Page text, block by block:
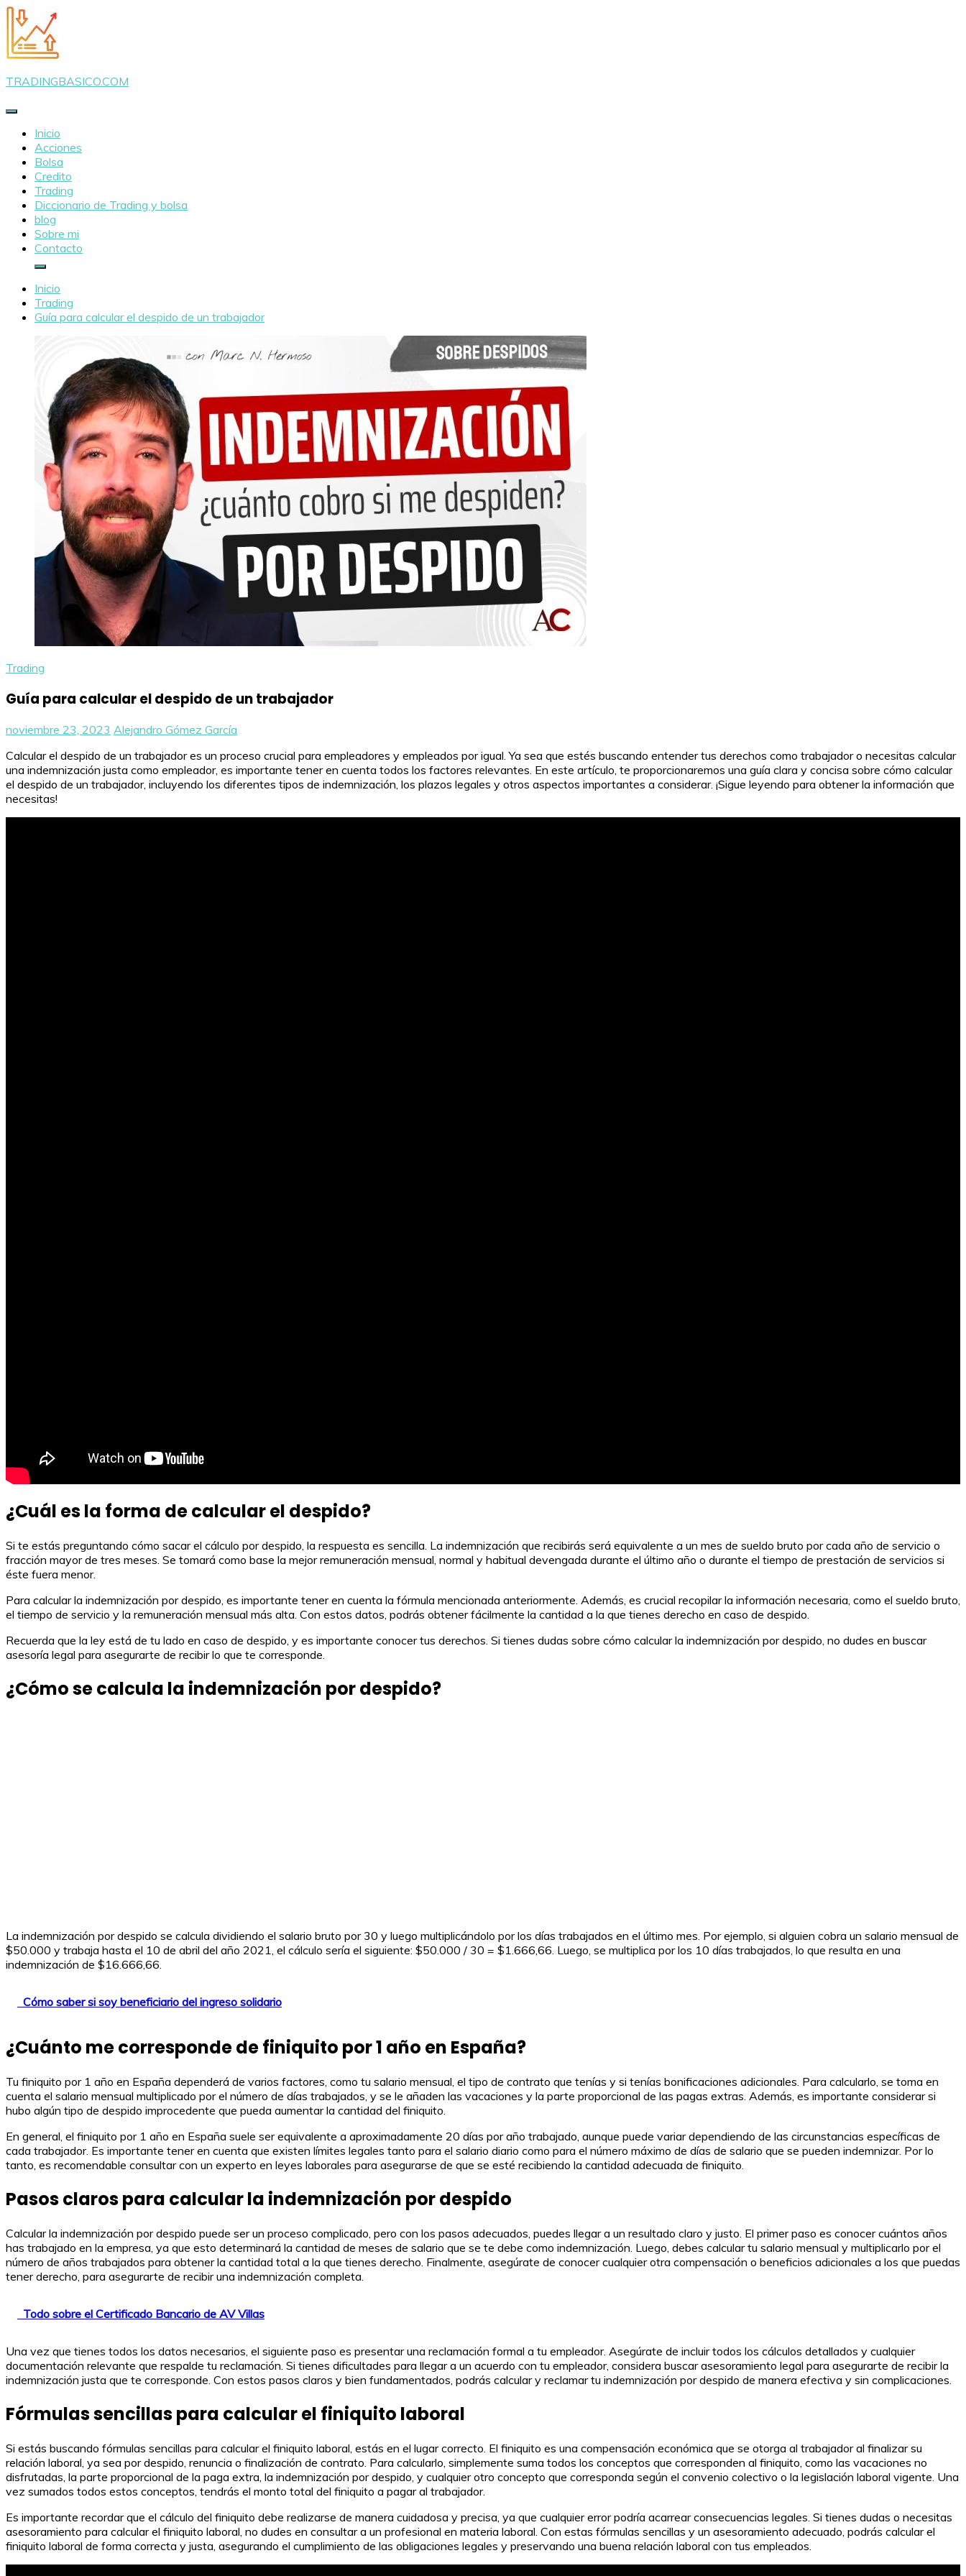
Saltar
al
contenido
TRADINGBASICO.COM
Inicio
Acciones
Bolsa
Credito
Trading
Diccionario de Trading y bolsa
blog
Sobre mi
Contacto
Inicio
Trading
Guía para calcular el despido de un trabajador
Trading
Guía para calcular el despido de un trabajador
noviembre 23, 2023 Alejandro Gómez García
Calcular el despido de un trabajador es un proceso crucial para empleadores y empleados por igual. Ya sea que estés buscando entender tus derechos como trabajador o necesitas calcular
una indemnización justa como empleador, es importante tener en cuenta todos los factores relevantes. En este artículo, te proporcionaremos una guía clara y concisa sobre cómo calcular
el despido de un trabajador, incluyendo los diferentes tipos de indemnización, los plazos legales y otros aspectos importantes a considerar. ¡Sigue leyendo para obtener la información que
necesitas!
¿Cuál es la forma de calcular el despido?
Si te estás preguntando cómo sacar el cálculo por despido, la respuesta es sencilla. La indemnización que recibirás será equivalente a un mes de sueldo bruto por cada año de servicio o
fracción mayor de tres meses. Se tomará como base la mejor remuneración mensual, normal y habitual devengada durante el último año o durante el tiempo de prestación de servicios si
éste fuera menor.
Para calcular la indemnización por despido, es importante tener en cuenta la fórmula mencionada anteriormente. Además, es crucial recopilar la información necesaria, como el sueldo bruto,
el tiempo de servicio y la remuneración mensual más alta. Con estos datos, podrás obtener fácilmente la cantidad a la que tienes derecho en caso de despido.
Recuerda que la ley está de tu lado en caso de despido, y es importante conocer tus derechos. Si tienes dudas sobre cómo calcular la indemnización por despido, no dudes en buscar
asesoría legal para asegurarte de recibir lo que te corresponde.
¿Cómo se calcula la indemnización por despido?
La indemnización por despido se calcula dividiendo el salario bruto por 30 y luego multiplicándolo por los días trabajados en el último mes. Por ejemplo, si alguien cobra un salario mensual de
$50.000 y trabaja hasta el 10 de abril del año 2021, el cálculo sería el siguiente: $50.000 / 30 = $1.666,66. Luego, se multiplica por los 10 días trabajados, lo que resulta en una
indemnización de $16.666,66.
Cómo saber si soy beneficiario del ingreso solidario
¿Cuánto me corresponde de finiquito por 1 año en España?
Tu finiquito por 1 año en España dependerá de varios factores, como tu salario mensual, el tipo de contrato que tenías y si tenías bonificaciones adicionales. Para calcularlo, se toma en
cuenta el salario mensual multiplicado por el número de días trabajados, y se le añaden las vacaciones y la parte proporcional de las pagas extras. Además, es importante considerar si
hubo algún tipo de despido improcedente que pueda aumentar la cantidad del finiquito.
En general, el finiquito por 1 año en España suele ser equivalente a aproximadamente 20 días por año trabajado, aunque puede variar dependiendo de las circunstancias específicas de
cada trabajador. Es importante tener en cuenta que existen límites legales tanto para el salario diario como para el número máximo de días de salario que se pueden indemnizar. Por lo
tanto, es recomendable consultar con un experto en leyes laborales para asegurarse de que se esté recibiendo la cantidad adecuada de finiquito.
Pasos claros para calcular la indemnización por despido
Calcular la indemnización por despido puede ser un proceso complicado, pero con los pasos adecuados, puedes llegar a un resultado claro y justo. El primer paso es conocer cuántos años
has trabajado en la empresa, ya que esto determinará la cantidad de meses de salario que se te debe como indemnización. Luego, debes calcular tu salario mensual y multiplicarlo por el
número de años trabajados para obtener la cantidad total a la que tienes derecho. Finalmente, asegúrate de conocer cualquier otra compensación o beneficios adicionales a los que puedas
tener derecho, para asegurarte de recibir una indemnización completa.
Todo sobre el Certificado Bancario de AV Villas
Una vez que tienes todos los datos necesarios, el siguiente paso es presentar una reclamación formal a tu empleador. Asegúrate de incluir todos los cálculos detallados y cualquier
documentación relevante que respalde tu reclamación. Si tienes dificultades para llegar a un acuerdo con tu empleador, considera buscar asesoramiento legal para asegurarte de recibir la
indemnización justa que te corresponde. Con estos pasos claros y bien fundamentados, podrás calcular y reclamar tu indemnización por despido de manera efectiva y sin complicaciones.
Fórmulas sencillas para calcular el finiquito laboral
Si estás buscando fórmulas sencillas para calcular el finiquito laboral, estás en el lugar correcto. El finiquito es una compensación económica que se otorga al trabajador al finalizar su
relación laboral, ya sea por despido, renuncia o finalización de contrato. Para calcularlo, simplemente suma todos los conceptos que corresponden al finiquito, como las vacaciones no
disfrutadas, la parte proporcional de la paga extra, la indemnización por despido, y cualquier otro concepto que corresponda según el convenio colectivo o la legislación laboral vigente. Una
vez sumados todos estos conceptos, tendrás el monto total del finiquito a pagar al trabajador.
Es importante recordar que el cálculo del finiquito debe realizarse de manera cuidadosa y precisa, ya que cualquier error podría acarrear consecuencias legales. Si tienes dudas o necesitas
asesoramiento para calcular el finiquito laboral, no dudes en consultar a un profesional en materia laboral. Con estas fórmulas sencillas y un asesoramiento adecuado, podrás calcular el
finiquito laboral de forma correcta y justa, asegurando el cumplimiento de las obligaciones legales y preservando una buena relación laboral con tus empleados.